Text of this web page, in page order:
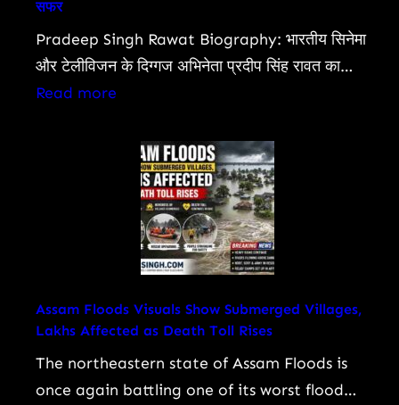
Digital
Payments:
Need
To
Know
सफर
Pradeep Singh Rawat Biography: भारतीय सिनेमा
और टेलीविजन के दिग्गज अभिनेता प्रदीप सिंह रावत का…
Read more
Singh
Rawat
Biography:
प्रदीप
रावत
जीवन,
करियर,
फिल्में,
‘महाभारत’
Assam Floods Visuals Show Submerged Villages,
Lakhs Affected as Death Toll Rises
The northeastern state of Assam Floods is
once again battling one of its worst flood…